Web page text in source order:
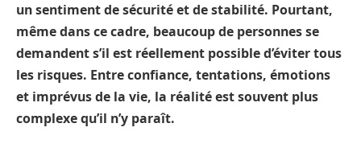
un sentiment de sécurité et de stabilité. Pourtant,
même dans ce cadre, beaucoup de personnes se
demandent s’il est réellement possible d’éviter tous
les risques. Entre confiance, tentations, émotions
et imprévus de la vie, la réalité est souvent plus
complexe qu’il n’y paraît.